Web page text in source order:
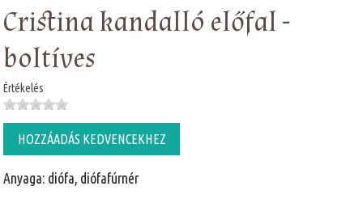
Cristina kandalló előfal -
boltíves
Értékelés
HOZZÁADÁS KEDVENCEKHEZ
Anyaga: diófa, diófafúrnér